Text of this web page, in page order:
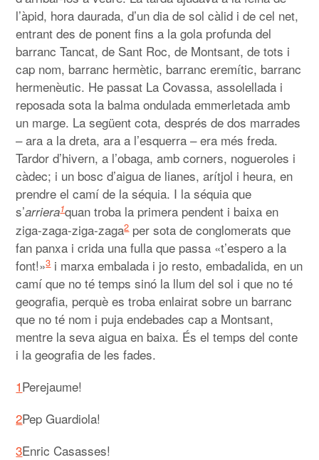
l’àpid, hora daurada, d’un dia de sol càlid i de cel net,
entrant des de ponent fins a la gola profunda del
barranc Tancat, de Sant Roc, de Montsant, de tots i
cap nom, barranc hermètic, barranc eremític, barranc
hermenèutic. He passat La Covassa, assolellada i
reposada sota la balma ondulada emmerletada amb
un marge. La següent cota, després de dos marrades
– ara a la dreta, ara a l’esquerra – era més freda.
Tardor d’hivern, a l’obaga, amb corners, nogueroles i
càdec; i un bosc d’aigua de lianes, arítjol i heura, en
prendre el camí de la séquia. I la séquia que
s’arriera1quan troba la primera pendent i baixa en
ziga-zaga-ziga-zaga2per sota de conglomerats que
fan panxa i crida una fulla que passa «t’espero a la
font!»3i marxa embalada i jo resto, embadalida, en un
camí que no té temps sinó la llum del sol i que no té
geografia, perquè es troba enlairat sobre un barranc
que no té nom i puja endebades cap a Montsant,
mentre la seva aigua en baixa. És el temps del conte
i la geografia de les fades.
1Perejaume!
2Pep Guardiola!
3Enric Casasses!